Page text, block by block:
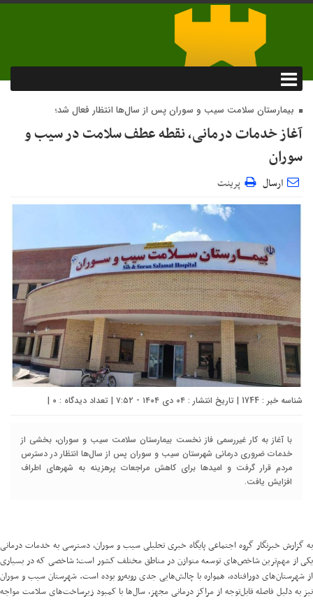
بیمارستان سلامت سیب و سوران پس از سال‌ها انتظار فعال شد؛
آغاز خدمات درمانی، نقطه عطف سلامت در سیب و
سوران
ارسال پرینت
شناسه خبر : 1744 | تاریخ انتشار : ۰۴ دی ۱۴۰۴ - ۷:۵۲ | تعداد دیدگاه : ۰ |
با آغاز به کار غیررسمی فاز نخست بیمارستان سلامت سیب و سوران، بخشی از
خدمات ضروری درمانی شهرستان سیب و سوران پس از سال‌ها انتظار در دسترس
مردم قرار گرفت و امیدها برای کاهش مراجعات پرهزینه به شهرهای اطراف
افزایش یافت.
به گزارش خبرنگار گروه اجتماعی پایگاه خبری تحلیلی سیب و سوران، دسترسی به خدمات درمانی
یکی از مهم‌ترین شاخص‌های توسعه متوازن در مناطق مختلف کشور است؛ شاخصی که در بسیاری
از شهرستان‌های دورافتاده، همواره با چالش‌هایی جدی روبه‌رو بوده است. شهرستان سیب و سوران
نیز به دلیل فاصله قابل‌توجه از مراکز درمانی مجهز، سال‌ها با کمبود زیرساخت‌های سلامت مواجه